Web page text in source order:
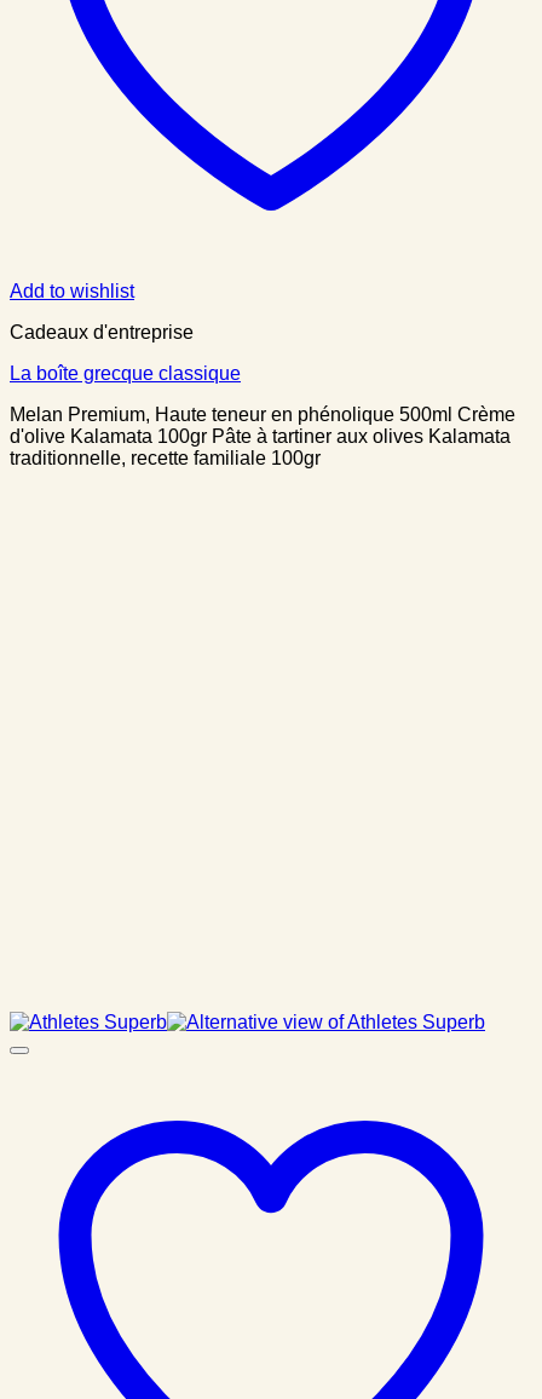
Add to wishlist
Cadeaux d'entreprise
La boîte grecque classique
Melan Premium, Haute teneur en phénolique 500ml Crème
d'olive Kalamata 100gr Pâte à tartiner aux olives Kalamata
traditionnelle, recette familiale 100gr